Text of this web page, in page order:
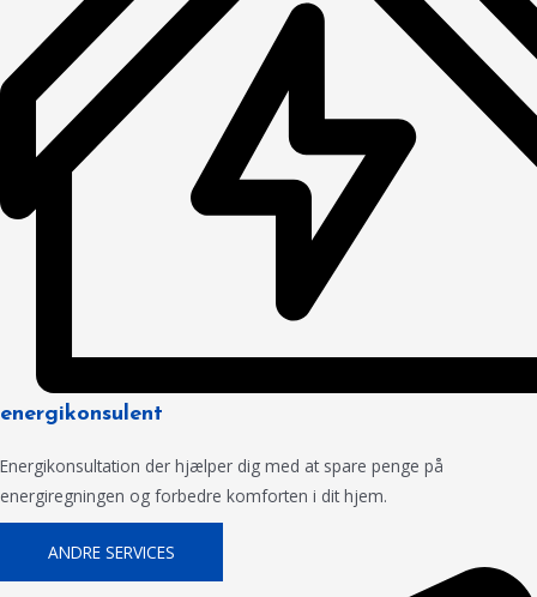
energikonsulent
Energikonsultation der hjælper dig med at spare penge på
energiregningen og forbedre komforten i dit hjem.
ANDRE SERVICES